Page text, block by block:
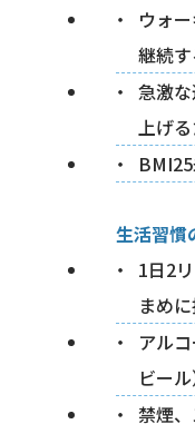
ウォ
継続す
急激
上げ
生活習慣
1日2
まめ
アル
ビール
禁煙